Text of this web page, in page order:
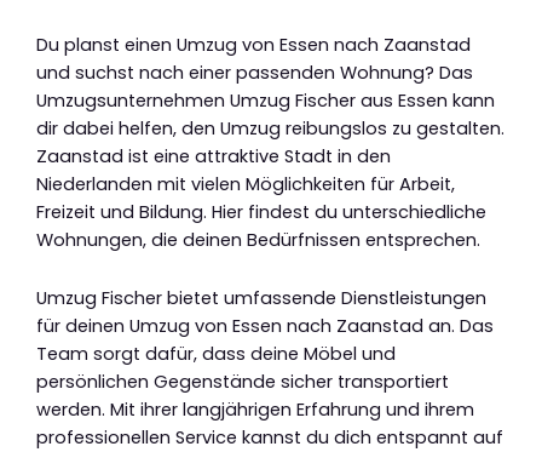
Du planst einen Umzug von Essen nach Zaanstad
und suchst nach einer passenden Wohnung? Das
Umzugsunternehmen Umzug Fischer aus Essen kann
dir dabei helfen, den Umzug reibungslos zu gestalten.
Zaanstad ist eine attraktive Stadt in den
Niederlanden mit vielen Möglichkeiten für Arbeit,
Freizeit und Bildung. Hier findest du unterschiedliche
Wohnungen, die deinen Bedürfnissen entsprechen.
Umzug Fischer bietet umfassende Dienstleistungen
für deinen Umzug von Essen nach Zaanstad an. Das
Team sorgt dafür, dass deine Möbel und
persönlichen Gegenstände sicher transportiert
werden. Mit ihrer langjährigen Erfahrung und ihrem
professionellen Service kannst du dich entspannt auf